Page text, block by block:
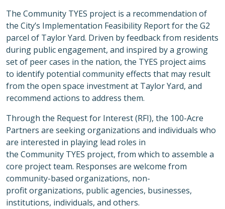
The Community TYES project is a recommendation of
the City’s Implementation Feasibility Report for the G2
parcel of Taylor Yard. Driven by feedback from residents
during public engagement, and inspired by a growing
set of peer cases in the nation, the TYES project aims
to identify potential community effects that may result
from the open space investment at Taylor Yard, and
recommend actions to address them.
Through the Request for Interest(RFI), the 100-Acre
Partners are seeking organizations and individuals who
are interested in playing lead roles in
the Community TYES project, from which to assemble a
core project team. Responses are welcome from
community-based organizations, non-
profitorganizations, public agencies, businesses,
institutions, individuals, and others.